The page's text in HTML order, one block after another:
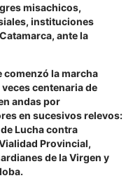
misachicos,
instituciones
ante la
la marcha
centenaria de
andas por
en sucesivos relevos:
Lucha contra
Provincial,
de la Virgen y